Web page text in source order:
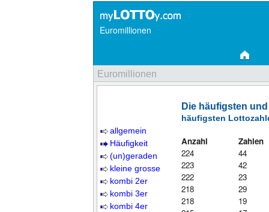
Euromillionen
Euromillionen
allgemein
Häufigkeit
(un)geraden
kleine grosse
kombi 2er
kombi 3er
kombi 4er
Die häufigsten
häufigsten
Anzahl
Zahlen
224
44
223
42
222
23
218
29
218
19